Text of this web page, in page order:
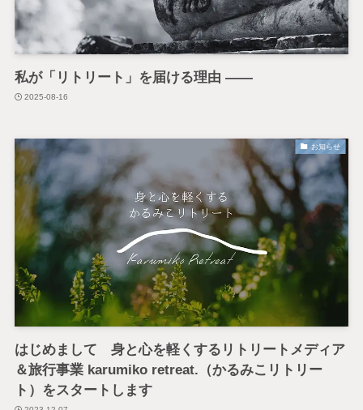
私が「リトリート」を届ける理由 ——
2025-08-16
お知らせ
はじめまして 身と心を軽くするリトリートメディア
＆旅行事業 karumiko retreat.（かるみこリトリー
ト）をスタートします